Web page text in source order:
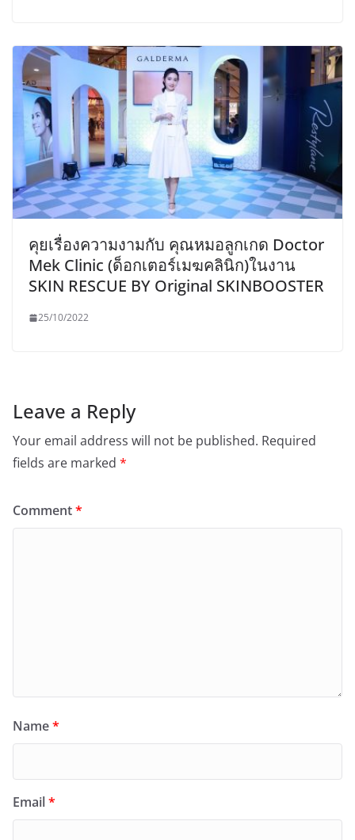
คุยเรื่องความงามกับ คุณหมอลูกเกด Doctor
Mek Clinic (ด็อกเตอร์เมฆคลินิก)ในงาน
SKIN RESCUE BY Original SKINBOOSTER
25/10/2022
Leave a Reply
Your email address will not be published. Required
fields are marked *
Comment*
Name*
Email*